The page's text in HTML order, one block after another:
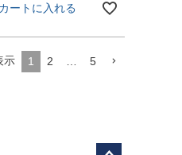
カートに入れる
示 1 2 5